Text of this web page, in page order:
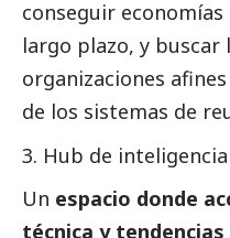
conseguir economías
largo plazo, y buscar
organizaciones
de los sistemas de
Hub de inteligencia
Un espacio donde
técnica y